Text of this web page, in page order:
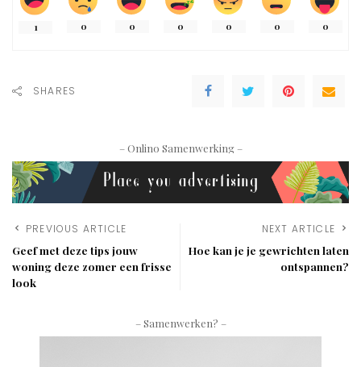
1 0 0 0 0 0 0
SHARES
– Onlino Samenwerking –
PREVIOUS ARTICLE
Geef met deze tips jouw
woning deze zomer een frisse
look
NEXT ARTICLE
Hoe kan je je gewrichten laten
ontspannen?
– Samenwerken? –